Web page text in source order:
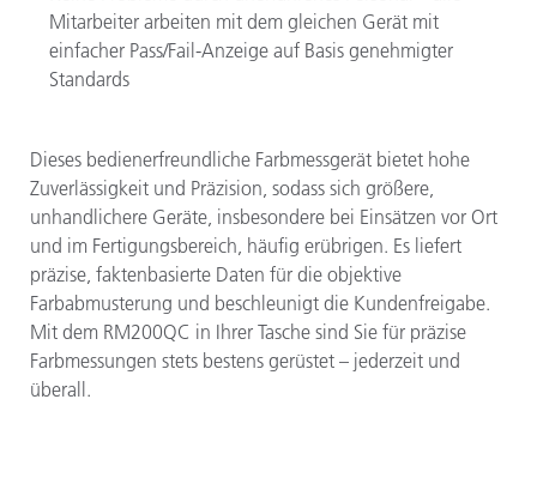
Mitarbeiter arbeiten mit dem gleichen Gerät mit
einfacher Pass/Fail-Anzeige auf Basis genehmigter
Standards
Dieses bedienerfreundliche Farbmessgerät bietet hohe
Zuverlässigkeit und Präzision, sodass sich größere,
unhandlichere Geräte, insbesondere bei Einsätzen vor Ort
und im Fertigungsbereich, häufig erübrigen. Es liefert
präzise, faktenbasierte Daten für die objektive
Farbabmusterung und beschleunigt die Kundenfreigabe.
Mit dem RM200QC in Ihrer Tasche sind Sie für präzise
Farbmessungen stets bestens gerüstet – jederzeit und
überall.